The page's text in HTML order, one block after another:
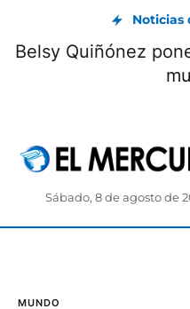
Noticias
Belsy Quiñónez
Sábado, 8 de agosto de
MUNDO